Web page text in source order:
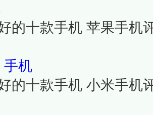
的十款手机 苹果手机
手机
的十款手机 小米手机